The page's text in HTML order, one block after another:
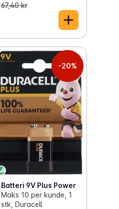
67,40 kr
-20%
Batteri 9V Plus Power
Maks 10 per kunde, 1
stk, Duracell